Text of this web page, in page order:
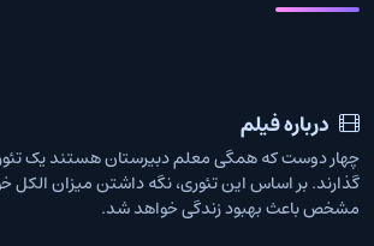
درباره فیلم
چهار دوست که همگی معلم دبیرستان هستند یک
گذارند. بر اساس این تئوری، نگه داشتن میزان
مشخص باعث بهبود زندگی خواهد شد.